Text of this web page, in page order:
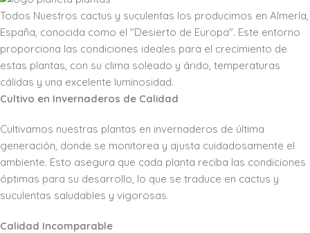
Todos Nuestros cactus y suculentas los producimos en Almería,
España, conocida como el "Desierto de Europa". Este entorno
proporciona las condiciones ideales para el crecimiento de
estas plantas, con su clima soleado y árido, temperaturas
cálidas y una excelente luminosidad.
Cultivo en Invernaderos de Calidad
Cultivamos nuestras plantas en invernaderos de última
generación, donde se monitorea y ajusta cuidadosamente el
ambiente. Esto asegura que cada planta reciba las condiciones
óptimas para su desarrollo, lo que se traduce en cactus y
suculentas saludables y vigorosas.
Calidad Incomparable